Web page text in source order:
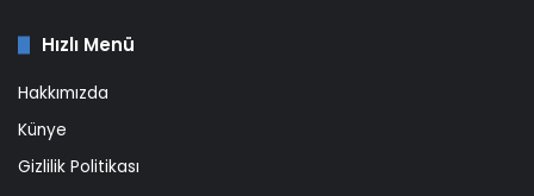
Hızlı Menü
Hakkımızda
Künye
Gizlilik Politikası